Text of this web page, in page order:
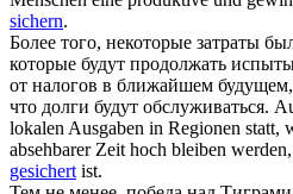
sichern.
Более того, некоторые затраты
которые будут продолжать
от налогов в ближайшем
что долги будут обслуживаться.
lokalen Ausgaben in Regionen statt,
absehbarer Zeit hoch bleiben
gesichertist.